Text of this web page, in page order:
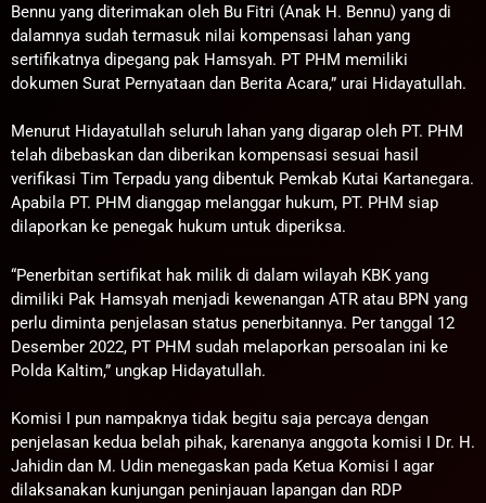
Bennu yang diterimakan oleh Bu Fitri (Anak H. Bennu) yang di
dalamnya sudah termasuk nilai kompensasi lahan yang
sertifikatnya dipegang pak Hamsyah. PT PHM memiliki
dokumen Surat Pernyataan dan Berita Acara,” urai Hidayatullah.
Menurut Hidayatullah seluruh lahan yang digarap oleh PT. PHM
telah dibebaskan dan diberikan kompensasi sesuai hasil
verifikasi Tim Terpadu yang dibentuk Pemkab Kutai Kartanegara.
Apabila PT. PHM dianggap melanggar hukum, PT. PHM siap
dilaporkan ke penegak hukum untuk diperiksa.
“Penerbitan sertifikat hak milik di dalam wilayah KBK yang
dimiliki Pak Hamsyah menjadi kewenangan ATR atau BPN yang
perlu diminta penjelasan status penerbitannya. Per tanggal 12
Desember 2022, PT PHM sudah melaporkan persoalan ini ke
Polda Kaltim,” ungkap Hidayatullah.
Komisi I pun nampaknya tidak begitu saja percaya dengan
penjelasan kedua belah pihak, karenanya anggota komisi I Dr. H.
Jahidin dan M. Udin menegaskan pada Ketua Komisi I agar
dilaksanakan kunjungan peninjauan lapangan dan RDP